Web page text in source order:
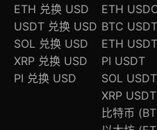
ETH 兑换 USD
USDT 兑换 USD
SOL 兑换 USD
XRP 兑换 USD
PI 兑换 USD
ETH
BTC USDT
ETH USDT
PI USDT
SOL USDT
XRP USDT
比特币